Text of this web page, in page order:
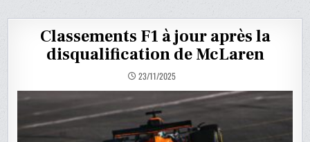
Classements F1 à jour après la
disqualification de McLaren
23/11/2025